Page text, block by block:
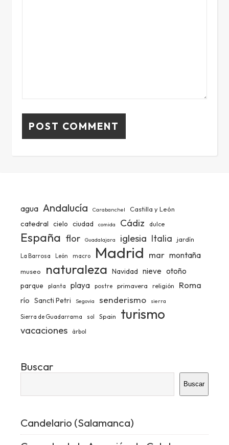
agua Andalucía Carabanchel Castilla y León
catedral cielo ciudad comida Cádiz dulce
España flor Guadalajara iglesia Italia jardín
La Barrosa León macro Madrid mar montaña
museo naturaleza Navidad nieve otoño
parque planta playa postre primavera religión Roma
río Sancti Petri Segovia senderismo sierra
Sierra de Guadarrama sol Spain turismo
vacaciones árbol
Buscar
Buscar
Candelario (Salamanca)